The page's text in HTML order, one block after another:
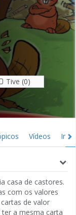
Tive (0)
Vídeos
casa de castores.
com os valores
de valor
a mesma carta